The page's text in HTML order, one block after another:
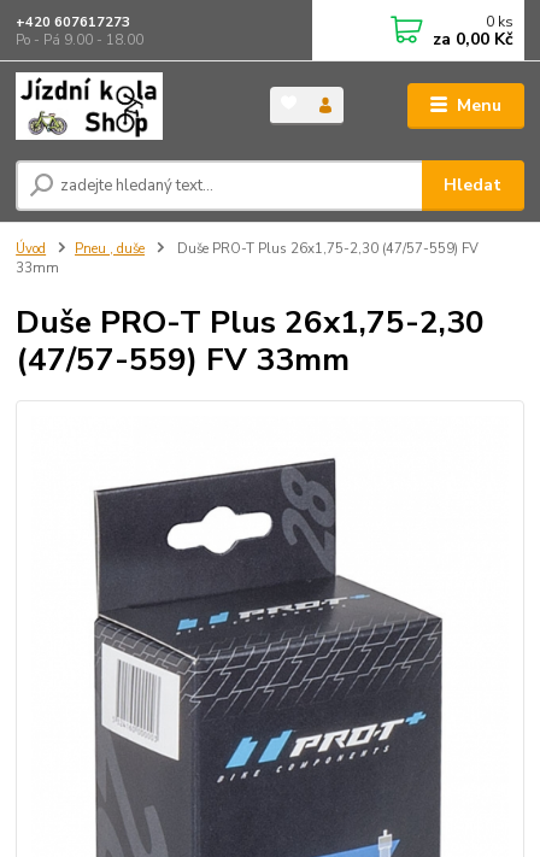
Menu
Hledat
+420 607617273
Po - Pá 9.00 - 18.00
0 ks
za 0,00 Kč
Úvod Pneu , duše
Duše PRO-T Plus 26x1,75-2,30 (47/57-559) FV
33mm
Duše PRO-T Plus 26x1,75-2,30
(47/57-559) FV 33mm